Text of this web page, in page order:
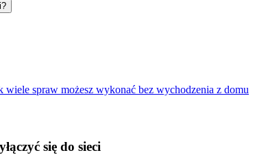
spraw możesz wykonać bez wychodzenia z domu
się do sieci